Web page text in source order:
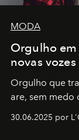
MODA
Orgulho
novas
Orgulho que
are, sem medo
30.06.2025 por